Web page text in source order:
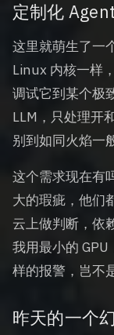
定制化
这里就萌生了一
Linux 内核一样
调试它到某个极
LLM，只处理开
别到如同火焰一
这个需求现在有
大的瑕疵，他们
云上做判断，依
我用最小的
样的报警，岂不
昨天的一个